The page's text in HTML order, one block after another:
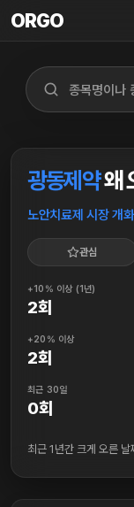
ORGO
ORGO
광동제약왜
노안치료제 시장 개
관심
+10% 이상 (1년)
2회
+20% 이상
2회
최근 30일
0회
최근 1년간 크게 오른